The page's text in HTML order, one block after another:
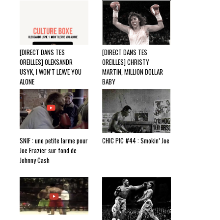
[DIRECT DANS TES
OREILLES] OLEKSANDR
USYK, I WON’T LEAVE YOU
ALONE
[DIRECT DANS TES
OREILLES] CHRISTY
MARTIN, MILLION DOLLAR
BABY
SNIF : une petite larme pour
Joe Frazier sur fond de
Johnny Cash
CHIC PIC #44 : Smokin’ Joe